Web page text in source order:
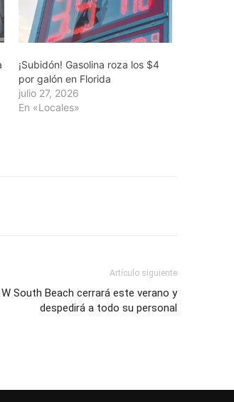
¡Subidón! Gasolina roza los $4
por galón en Florida
julio 27, 2026
En «Locales»
Artículo siguiente
South Beach cerrará este verano y
despedirá a todo su personal